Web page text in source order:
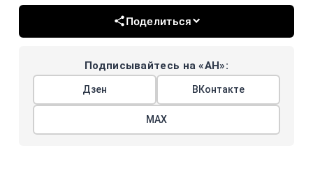
Поделиться
Подписывайтесь на «АН»:
Дзен ВКонтакте
МАХ